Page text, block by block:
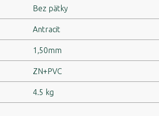
Bez pätky
Antracit
1,50mm
ZN+PVC
4.5 kg